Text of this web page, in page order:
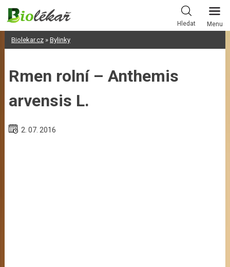
Skip
content
Hledat Menu
Biolekar.cz» Bylinky
Rmen rolní – Anthemis
arvensis L.
2. 07. 2016